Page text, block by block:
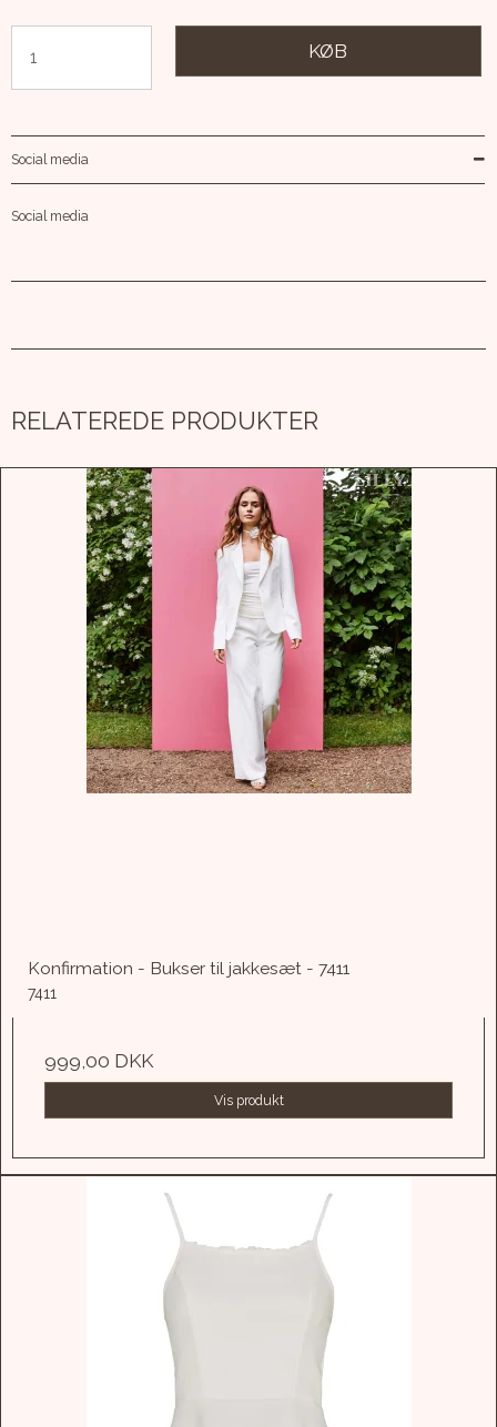
KØB
Social media
Social media
RELATEREDE PRODUKTER
Konfirmation - Bukser til jakkesæt - 7411
7411
999,00 DKK
Vis produkt